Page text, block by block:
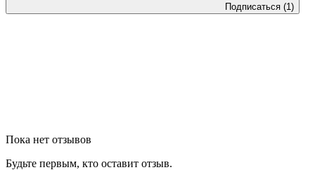
Подписаться (1)
Пока нет отзывов
Будьте первым, кто оставит отзыв.